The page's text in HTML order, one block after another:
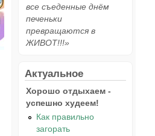
все съеденные днём
печеньки
превращаются в
ЖИВОТ!!!»
Актуальное
Хорошо отдыхаем -
успешно худеем!
Как правильно
загорать